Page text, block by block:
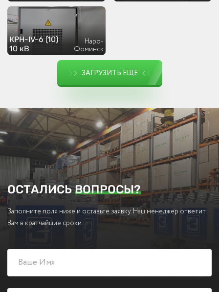
КРН-IV-6 (10)
10 кВ
Наро-
Фоминск
ЗАГРУЗИТЬ ЕЩЕ
ОСТАЛИСЬВОПРОСЫ?
Заполните поля ниже и оставьте заявку. Наш менеджер ответит
Вам в кратчайшие сроки.